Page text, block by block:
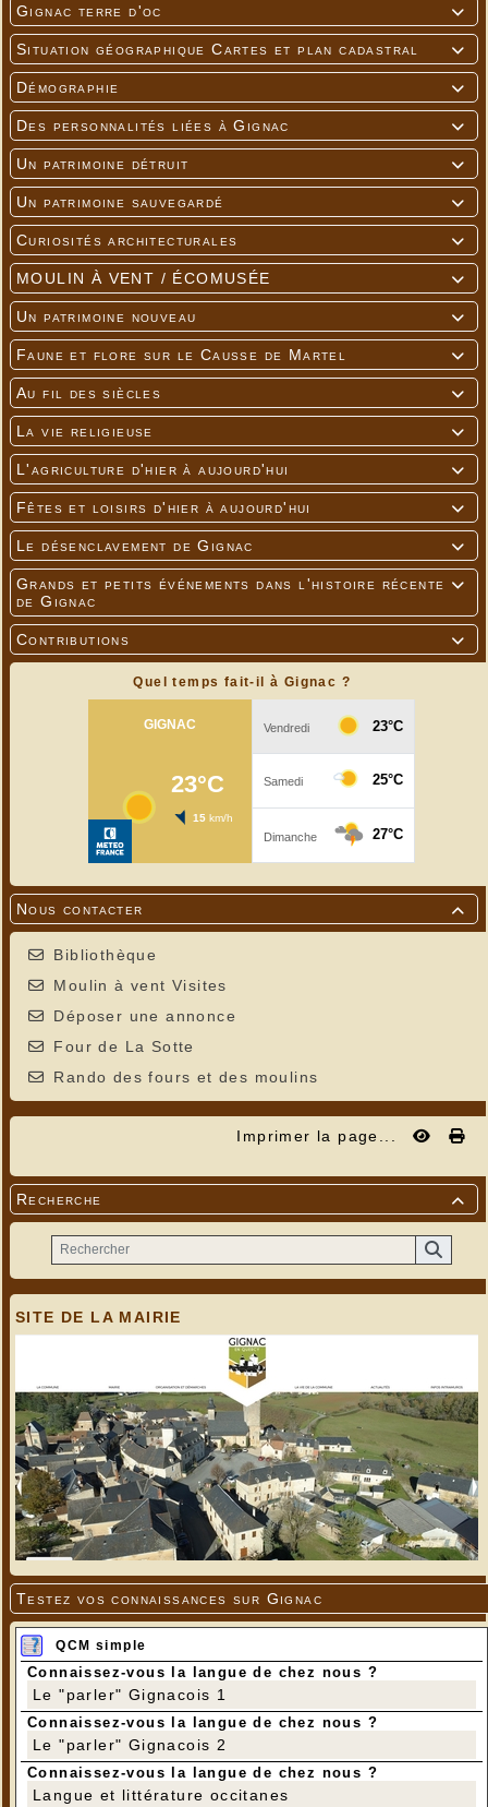

Gignac terre d'oc

Situation géographique Cartes et plan cadastral

Démographie

Des personnalités liées à Gignac

Un patrimoine détruit

Un patrimoine sauvegardé

Curiosités architecturales

MOULIN À VENT / ÉCOMUSÉE

Un patrimoine nouveau

Faune et flore sur le Causse de Martel

Au fil des siècles

La vie religieuse

L'agriculture d'hier à aujourd'hui

Fêtes et loisirs d'hier à aujourd'hui

Le désenclavement de Gignac

Grands et petits événements dans l'histoire récente
de Gignac

Contributions
Quel temps fait-il à Gignac ?

Nous contacter
Bibliothèque
Moulin à vent Visites
Déposer une annonce
Four de La Sotte
Rando des fours et des moulins
Imprimer la page...

Recherche
SITE DE LA MAIRIE
Testez vos connaissances sur Gignac
QCM simple
Connaissez-vous la langue de chez nous ?
Le "parler" Gignacois 1
Connaissez-vous la langue de chez nous ?
Le "parler" Gignacois 2
Connaissez-vous la langue de chez nous ?
Langue et littérature occitanes
---
---
---